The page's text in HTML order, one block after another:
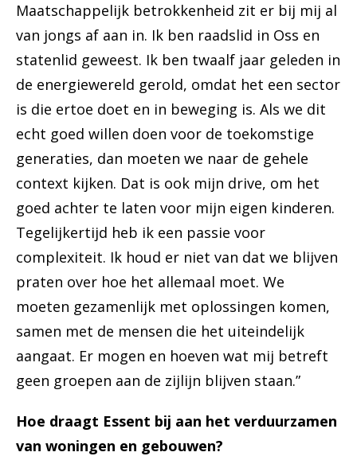
Maatschappelijk betrokkenheid zit er bij mij al
van jongs af aan in. Ik ben raadslid in Oss en
statenlid geweest. Ik ben twaalf jaar geleden in
de energiewereld gerold, omdat het een sector
is die ertoe doet en in beweging is. Als we dit
echt goed willen doen voor de toekomstige
generaties, dan moeten we naar de gehele
context kijken. Dat is ook mijn drive, om het
goed achter te laten voor mijn eigen kinderen.
Tegelijkertijd heb ik een passie voor
complexiteit. Ik houd er niet van dat we blijven
praten over hoe het allemaal moet. We
moeten gezamenlijk met oplossingen komen,
samen met de mensen die het uiteindelijk
aangaat. Er mogen en hoeven wat mij betreft
geen groepen aan de zijlijn blijven staan.”
Hoe draagt Essent bij aan het verduurzamen
van woningen en gebouwen?